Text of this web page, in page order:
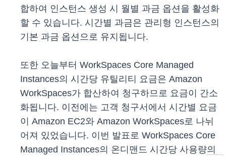
합하여 인스턴스 생성 시 월별 과금 옵션을 활성화
할 수 있습니다. 시간별 과금은 관리형 인스턴스의
기본 과금 옵션으로 유지됩니다.
또한 오늘부터 WorkSpaces Core Managed
Instances의 시간당 유틸리티 요금은 Amazon
WorkSpaces가 합산하여 청구하므로 요금이 간소
화됩니다. 이전에는 고객 청구서에서 시간별 요금
이 Amazon EC2와 Amazon WorkSpaces로 나뉘
어져 있었습니다. 이번 발표로 WorkSpaces Core
Managed Instances의 온디맨드 시간당 사용량의